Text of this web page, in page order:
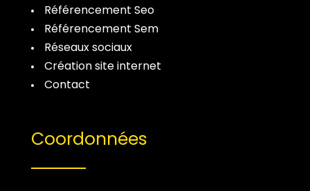
Référencement Seo
Référencement Sem
Réseaux sociaux
Création site internet
Contact
Coordonnées